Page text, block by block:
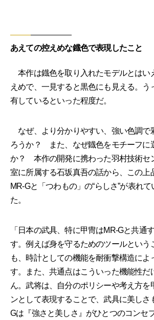
あえての控えめな鐡色で表現したこと
本作は鐡色を取り入れたモデルとはい
えめで、一見すると黒色にも見える。う
有しているといった程度だ。
なぜ、より分かりやすい、強い色調で
ろうか？ また、なぜ鐡色をモチーフに
か？ 本作の開発に携わった羽村技術セ
室に所属する石坂真吾の話から、この上
MR-Gと「つわもの」の“らしさ”が表れ
た。
「日本の武具、特に甲冑はMR-Gと共通
す。例えば身を守るためのツールという
も、時計としての機能を耐衝撃構造によ
す。また、共通点はこういった機能性だ
ん。武将は、自分のポリシーや考え方を
ンとして表現することで、武具に美しさ
Gは『強さと美しさ』がひとつのコンセ